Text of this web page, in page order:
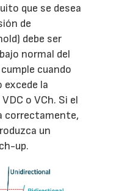
que se desea
de
debe ser
normal del
cuando
la
o VCh. Si el
correctamente,
un
up.